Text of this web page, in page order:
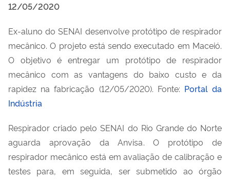
12/05/2020
Ex-aluno do SENAI desenvolve protótipo de respirador
mecânico. O projeto está sendo executado em Maceió.
O objetivo é entregar um protótipo de respirador
mecânico com as vantagens do baixo custo e da
rapidez na fabricação (12/05/2020). Fonte: Portal da
Indústria
Respirador criado pelo SENAI do Rio Grande do Norte
aguarda aprovação da Anvisa. O protótipo de
respirador mecânico está em avaliação de calibração e
testes para, em seguida, ser submetido ao órgão